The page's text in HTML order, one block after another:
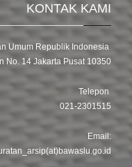
KONTAK KAMI
Umum Republik Indonesia
No. 14 Jakarta Pusat 10350
Telepon
021-2301515
Email: